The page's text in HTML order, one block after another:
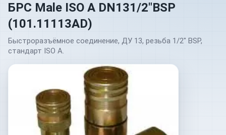
БРС Male ISO A DN131/2"BSP
(101.11113AD)
Быстроразъёмное соединение, ДУ 13, резьба 1/2" BSP,
стандарт ISO A.